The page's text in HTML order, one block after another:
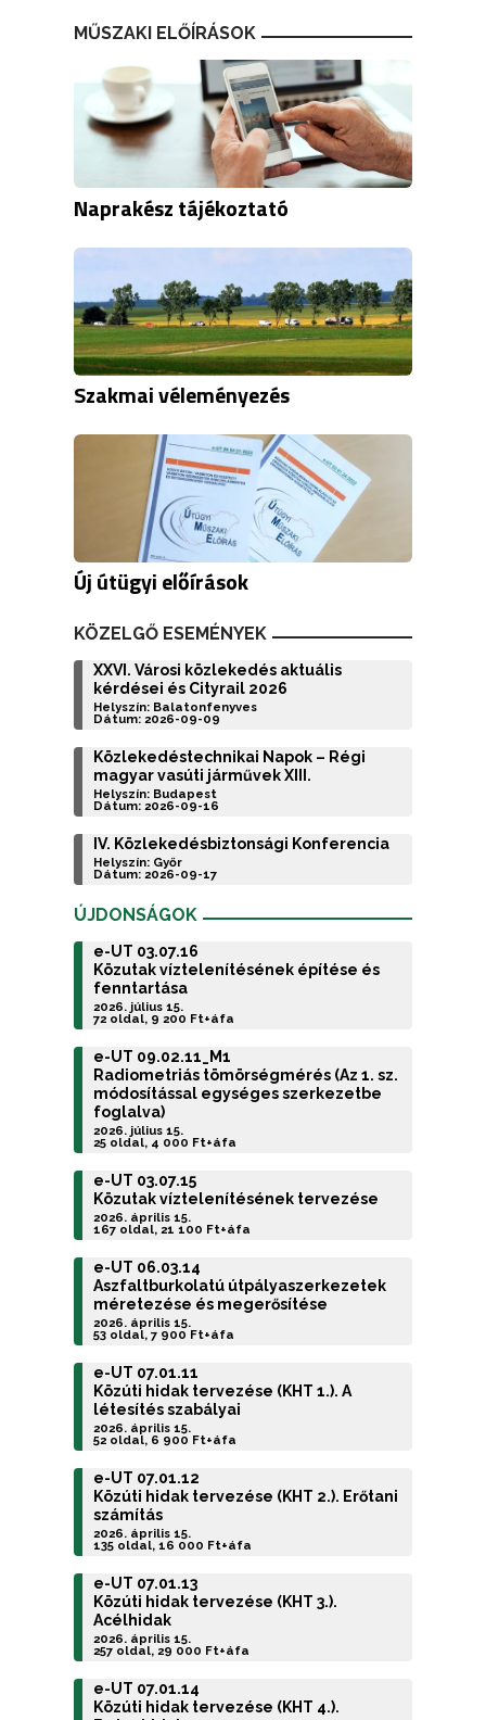
MŰSZAKI ELŐÍRÁSOK
Naprakész tájékoztató
Szakmai véleményezés
Új útügyi előírások
KÖZELGŐ ESEMÉNYEK
XXVI. Városi közlekedés aktuális
kérdései és Cityrail 2026
Helyszín: Balatonfenyves
Dátum: 2026-09-09
Közlekedéstechnikai Napok – Régi
magyar vasúti járművek XIII.
Helyszín: Budapest
Dátum: 2026-09-16
IV. Közlekedésbiztonsági Konferencia
Helyszín: Győr
Dátum: 2026-09-17
ÚJDONSÁGOK
e-UT 03.07.16
Közutak víztelenítésének építése és
fenntartása
2026. július 15.
72 oldal, 9 200 Ft+áfa
e-UT 09.02.11_M1
Radiometriás tömörségmérés (Az 1. sz.
módosítással egységes szerkezetbe
foglalva)
2026. július 15.
25 oldal, 4 000 Ft+áfa
e-UT 03.07.15
Közutak víztelenítésének tervezése
2026. április 15.
167 oldal, 21 100 Ft+áfa
e-UT 06.03.14
Aszfaltburkolatú útpályaszerkezetek
méretezése és megerősítése
2026. április 15.
53 oldal, 7 900 Ft+áfa
e-UT 07.01.11
Közúti hidak tervezése (KHT 1.). A
létesítés szabályai
2026. április 15.
52 oldal, 6 900 Ft+áfa
e-UT 07.01.12
Közúti hidak tervezése (KHT 2.). Erőtani
számítás
2026. április 15.
135 oldal, 16 000 Ft+áfa
e-UT 07.01.13
Közúti hidak tervezése (KHT 3.).
Acélhidak
2026. április 15.
257 oldal, 29 000 Ft+áfa
e-UT 07.01.14
Közúti hidak tervezése (KHT 4.).